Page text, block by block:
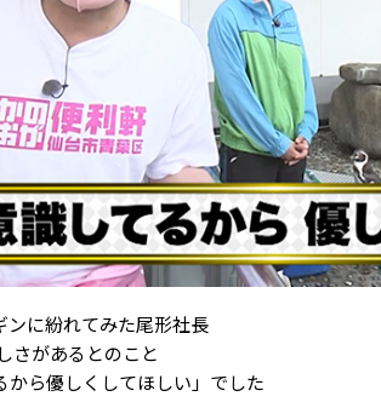
ンに紛れてみた尾形社長
さがあるとのこと
ら優しくしてほしい」でした